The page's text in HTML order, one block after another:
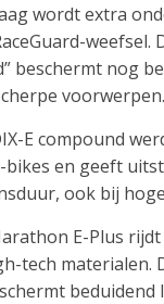
wordt extra
weefsel.
beschermt nog
voorwerpen.
E compound
en geeft
ook bij
E-Plus
tech materialen.
beduidend